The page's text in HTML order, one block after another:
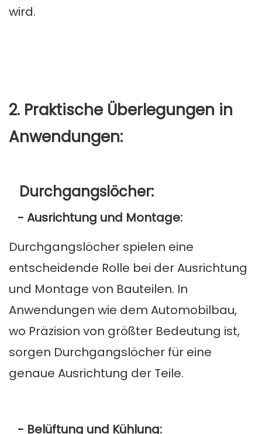
wird.
2. Praktische Überlegungen in
Anwendungen:
Durchgangslöcher:
- Ausrichtung und Montage:
Durchgangslöcher spielen eine
entscheidende Rolle bei der Ausrichtung
und Montage von Bauteilen. In
Anwendungen wie dem Automobilbau,
wo Präzision von größter Bedeutung ist,
sorgen Durchgangslöcher für eine
genaue Ausrichtung der Teile.
- Belüftung und Kühlung: